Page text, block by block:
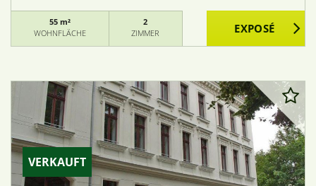
55 m²
WOHNFLÄCHE
2
ZIMMER
VERKAUFT